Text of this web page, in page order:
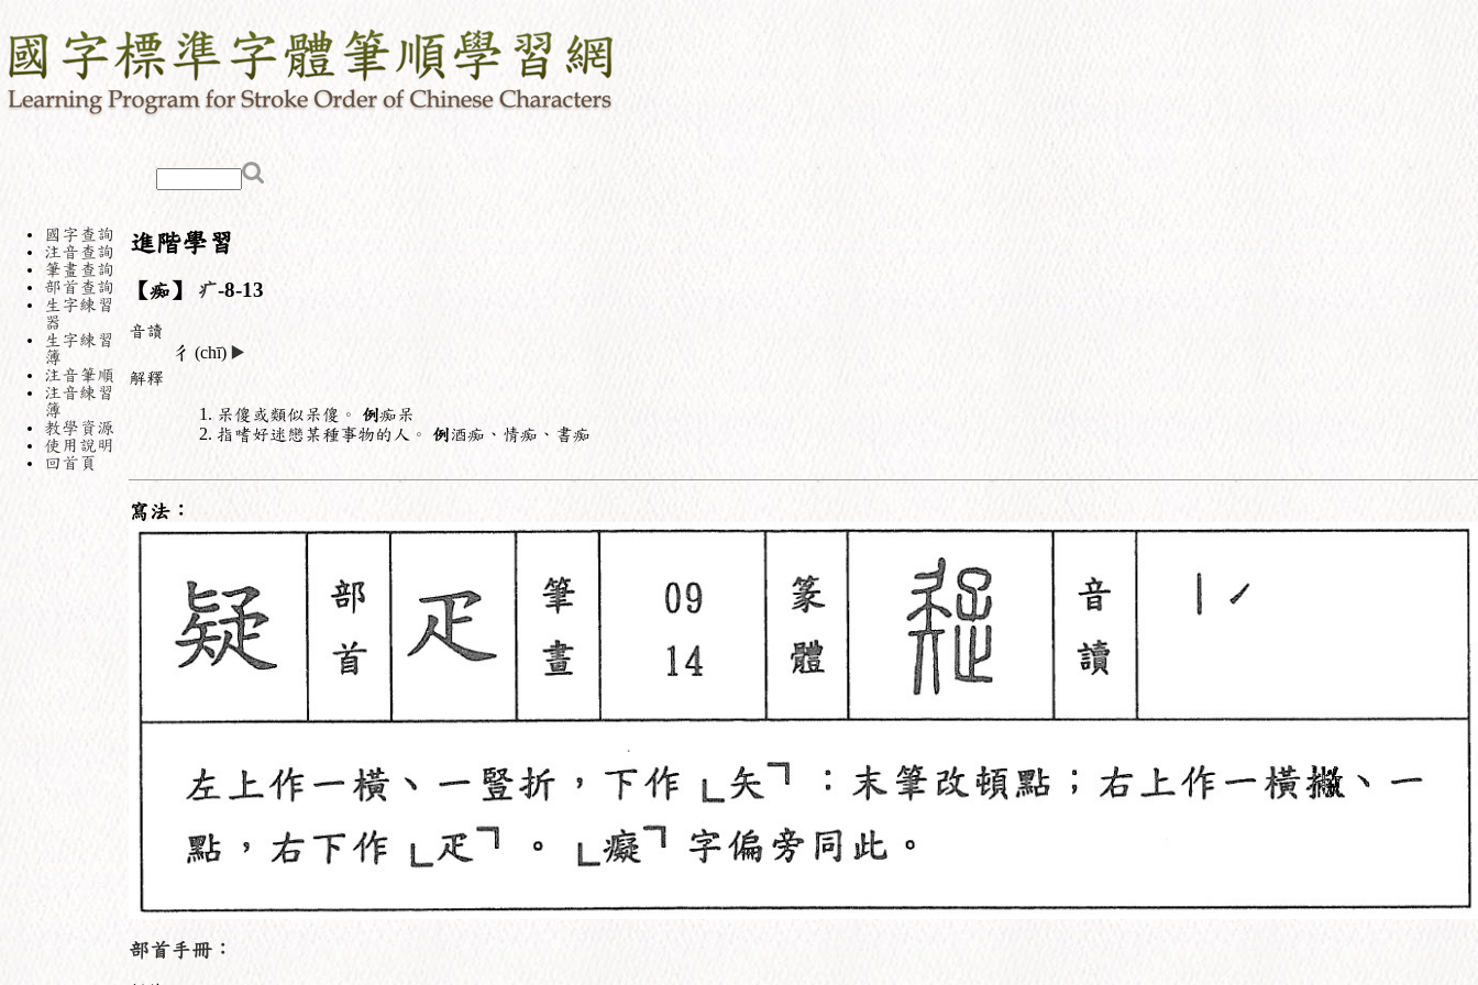
國字查詢
注音查詢
筆畫查詢
部首查詢
生字練習
器
生字練習
簿
注音筆順
注音練習
簿
教學資源
使用說明
回首頁
進階學習
【痴】 疒-8-13
音讀
ㄔ (chī) ▶️
解釋
呆傻或類似呆傻。 例痴呆
指嗜好迷戀某種事物的人。 例酒痴、情痴、書痴
寫法：
部首手冊：